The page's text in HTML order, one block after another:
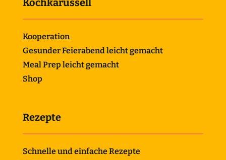
Kochkarussell
Kooperation
Gesunder Feierabend leicht gemacht
Meal Prep leicht gemacht
Shop
Rezepte
Schnelle und einfache Rezepte